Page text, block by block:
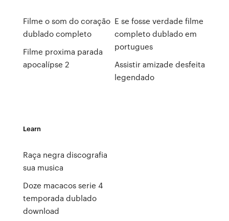
Filme o som do coração
dublado completo
Filme proxima parada
apocalípse 2
E se fosse verdade filme
completo dublado em
portugues
Assistir amizade desfeita
legendado
Learn
Raça negra discografia
sua musica
Doze macacos serie 4
temporada dublado
download